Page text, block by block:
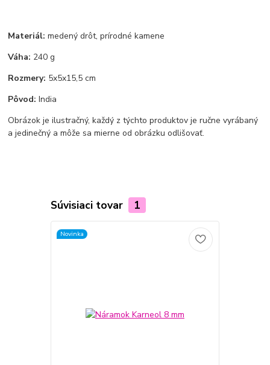
Materiál: medený drôt, prírodné kamene
Váha: 240 g
Rozmery: 5x5x15,5 cm
Pôvod: India
Obrázok je ilustračný, každý z týchto produktov je ručne vyrábaný
a jedinečný a môže sa mierne od obrázku odlišovať.
Súvisiaci tovar 1
Novinka